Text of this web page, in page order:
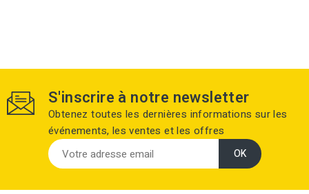
S'inscrire à notre newsletter
Obtenez toutes les dernières informations sur les
événements, les ventes et les offres